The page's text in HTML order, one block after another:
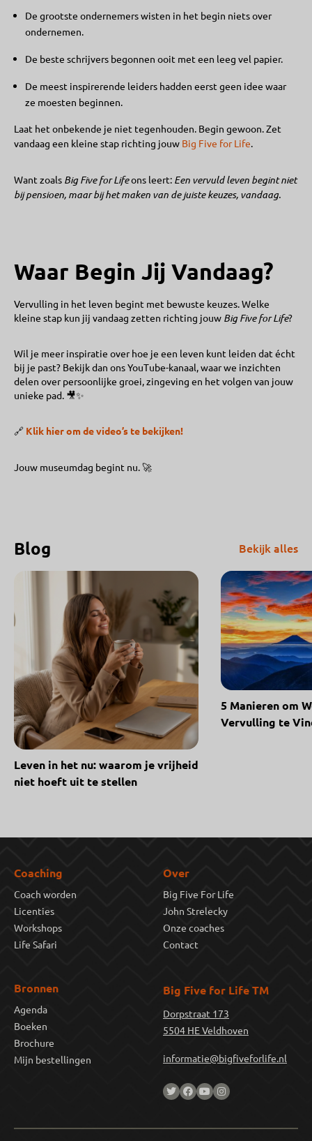
De grootste ondernemers wisten in het begin niets over
ondernemen.
De beste schrijvers begonnen ooit met een leeg vel papier.
De meest inspirerende leiders hadden eerst geen idee waar
ze moesten beginnen.
Laat het onbekende je niet tegenhouden. Begin gewoon. Zet
vandaag een kleine stap richting jouw Big Five for Life.
Want zoals Big Five for Lifeons leert: Een vervuld leven begint niet
bij pensioen, maar bij het maken van de juiste keuzes, vandaag.
Waar Begin Jij Vandaag?
Vervulling in het leven begint met bewuste keuzes. Welke
kleine stap kun jij vandaag zetten richting jouw Big Five for Life?
Wil je meer inspiratie over hoe je een leven kunt leiden dat écht
bij je past? Bekijk dan ons YouTube-kanaal, waar we inzichten
delen over persoonlijke groei, zingeving en het volgen van jouw
unieke pad. 🎥✨
🔗 Klik hier om de video’s te bekijken!
Jouw museumdag begint nu. 🚀
Blog Bekijk alles
Leven in het nu: waarom je vrijheid
niet hoeft uit te stellen
5 Manieren om
Vervulling te
Big Five for Life TM
Dorpstraat 173
5504 HE Veldhoven
informatie@bigfiveforlife.nl
Coaching
Coach worden
Licenties
Workshops
Life Safari
Over
Big Five For Life
John Strelecky
Onze coaches
Contact
Bronnen
Agenda
Boeken
Brochure
Mijn bestellingen